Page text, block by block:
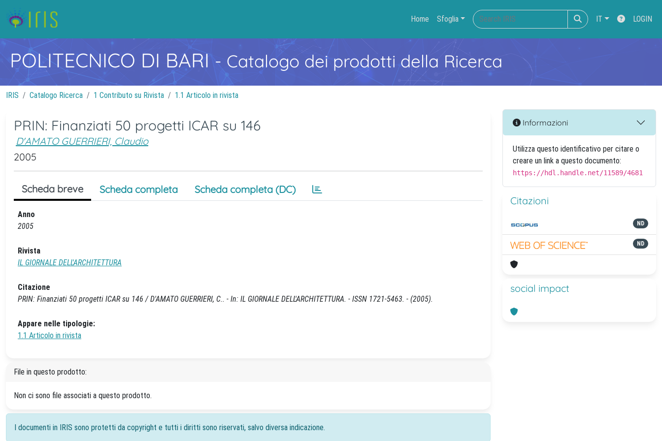
Home Sfoglia IT LOGIN
POLITECNICO DI BARI- Catalogo dei prodotti della Ricerca
IRIS Catalogo Ricerca 1 Contributo su Rivista 1.1 Articolo in rivista
PRIN: Finanziati 50 progetti ICAR su 146
D'AMATO GUERRIERI, Claudio
2005
Scheda breve Scheda completa Scheda completa (DC)
Anno
2005
Rivista
IL GIORNALE DELL'ARCHITETTURA
Citazione
PRIN: Finanziati 50 progetti ICAR su 146 / D'AMATO GUERRIERI, C.. - In: IL GIORNALE DELL'ARCHITETTURA. - ISSN 1721-5463. - (2005).
Appare nelle tipologie:
1.1 Articolo in rivista
File in questo prodotto:
Non ci sono file associati a questo prodotto.
I documenti in IRIS sono protetti da copyright e tutti i diritti sono riservati, salvo diversa indicazione.
Informazioni
Utilizza questo identificativo per citare o
creare un link a questo documento:
https://hdl.handle.net/11589/4681
Citazioni
ND
ND
social impact